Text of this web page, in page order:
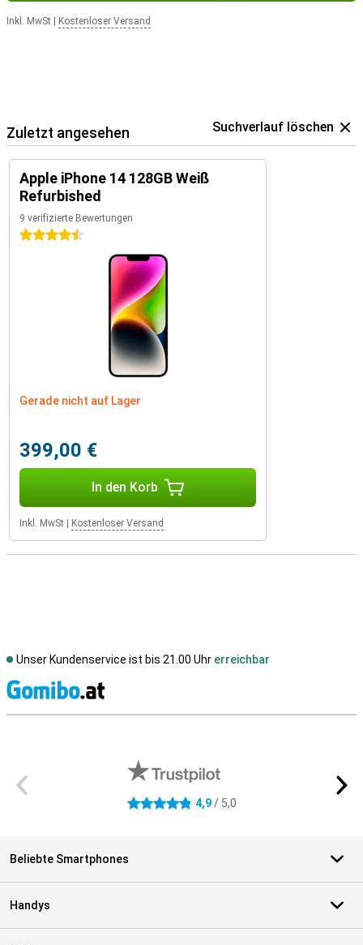
Inkl. MwSt Kostenloser Versand
Zuletzt angesehen Suchverlauf löschen
Apple iPhone 14 128GB Weiß
Refurbished
9 verifizierte Bewertungen
4.5 Sterne
Gerade nicht auf Lager
399,00 €
In den Korb
Inkl. MwSt Kostenloser Versand
Unser Kundenservice ist bis 21.00 Uhr erreichbar
4.9 Sterne 4,9/ 5,0
Beliebte Smartphones
Handys